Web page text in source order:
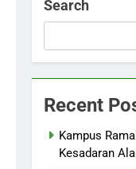
Search
Recent
Kampus
Kesadaran